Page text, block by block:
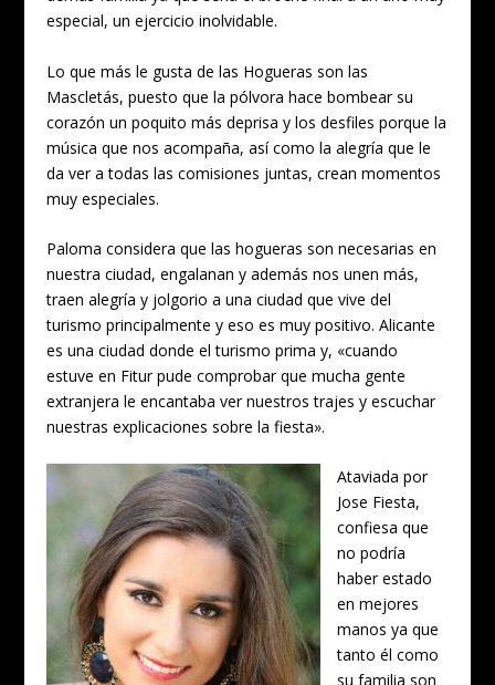
especial, un ejercicio inolvidable.
Lo que más le gusta de las Hogueras son las
Mascletás, puesto que la pólvora hace bombear su
corazón un poquito más deprisa y los desfiles porque la
música que nos acompaña, así como la alegría que le
da ver a todas las comisiones juntas, crean momentos
muy especiales.
Paloma considera que las hogueras son necesarias en
nuestra ciudad, engalanan y además nos unen más,
traen alegría y jolgorio a una ciudad que vive del
turismo principalmente y eso es muy positivo. Alicante
es una ciudad donde el turismo prima y, «cuando
estuve en Fitur pude comprobar que mucha gente
extranjera le encantaba ver nuestros trajes y escuchar
nuestras explicaciones sobre la fiesta».
Ataviada por
Jose Fiesta,
confiesa que
no podría
haber estado
en mejores
manos ya que
tanto él como
su familia son